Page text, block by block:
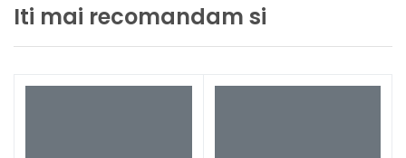
Iti mai recomandam si